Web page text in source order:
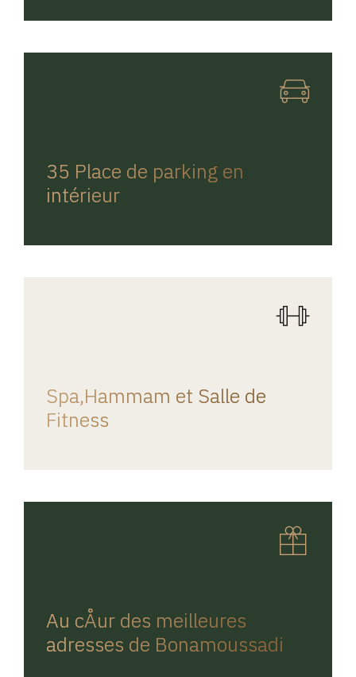
35 Place de parking en
intérieur
Spa,Hammam et Salle de
Fitness
Au cÅur des meilleures
adresses de Bonamoussadi